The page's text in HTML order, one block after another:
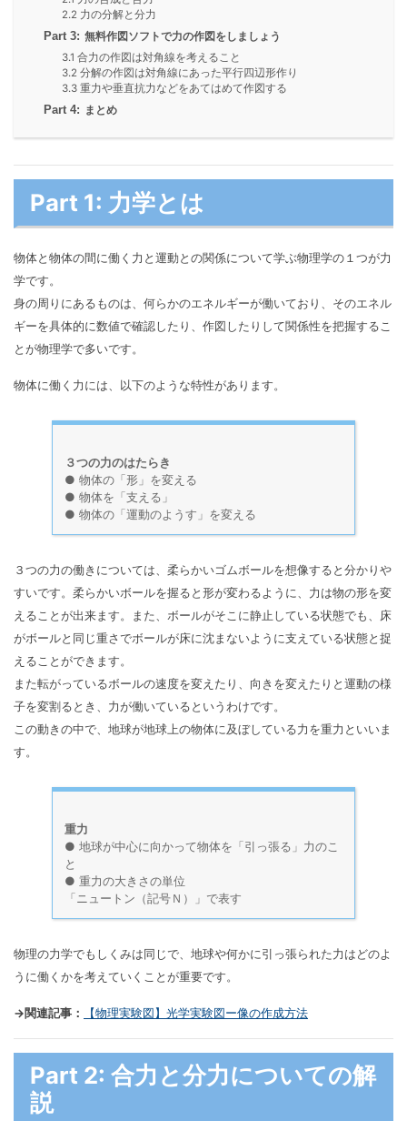
2.2 力の分解と分力
Part 3: 無料作図ソフトで力の作図をしましょう
3.1 合力の作図は対角線を考えること
3.2 分解の作図は対角線にあった平行四辺形作り
3.3 重力や垂直抗力などをあてはめて作図する
Part 4: まとめ
Part 1: 力学とは
物体と物体の間に働く力と運動との関係について学ぶ物理学の１つが力
学です。
身の周りにあるものは、何らかのエネルギーが働いており、そのエネル
ギーを具体的に数値で確認したり、作図したりして関係性を把握するこ
とが物理学で多いです。
物体に働く力には、以下のような特性があります。
３つの力のはたらき
● 物体の「形」を変える
● 物体を「支える」
● 物体の「運動のようす」を変える
３つの力の働きについては、柔らかいゴムボールを想像すると分かりや
すいです。柔らかいボールを握ると形が変わるように、力は物の形を変
えることが出来ます。また、ボールがそこに静止している状態でも、床
がボールと同じ重さでボールが床に沈まないように支えている状態と捉
えることができます。
また転がっているボールの速度を変えたり、向きを変えたりと運動の様
子を変割るとき、力が働いているというわけです。
この動きの中で、地球が地球上の物体に及ぼしている力を重力といいま
す。
重力
● 地球が中心に向かって物体を「引っ張る」力のこ
と
● 重力の大きさの単位
「ニュートン（記号Ｎ）」で表す
物理の力学でもしくみは同じで、地球や何かに引っ張られた力はどのよ
うに働くかを考えていくことが重要です。
→関連記事： 【物理実験図】光学実験図ー像の作成方法
Part 2: 合力と分力についての解
説